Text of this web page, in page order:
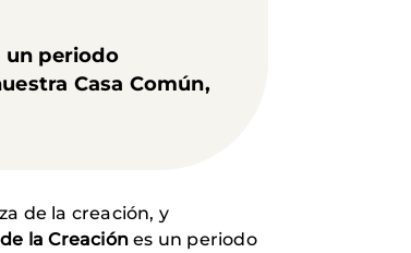
un periodo
Casa Común,
de la creación, y
la Creación es un periodo